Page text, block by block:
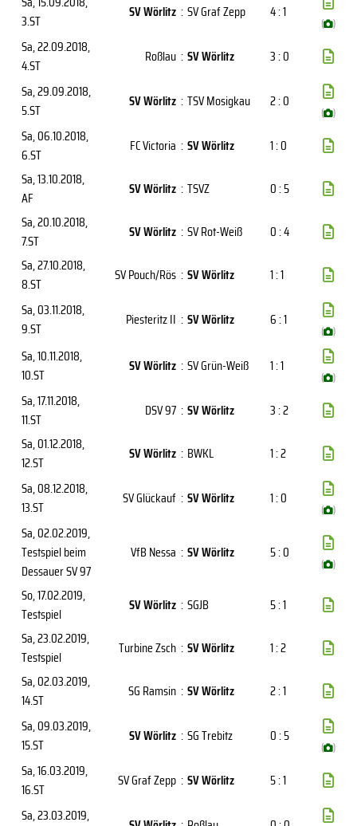
3.ST
SV Wörlitz : SV Graf Zepp 4 : 1
( )
Sa, 22.09.2018,
4.ST
Roßlau : SV Wörlitz
3 : 0
Sa, 29.09.2018,
5.ST
SV Wörlitz : TSV Mosigkau 2 : 0
( )
Sa, 06.10.2018,
6.ST
FC Victoria : SV Wörlitz
1 : 0
Sa, 13.10.2018,
AF
SV Wörlitz : TSVZ
0 : 5
Sa, 20.10.2018,
7.ST
SV Wörlitz : SV Rot-Weiß
0 : 4
Sa, 27.10.2018,
8.ST
SV Pouch/Rös : SV Wörlitz
1 : 1
Sa, 03.11.2018,
9.ST
Piesteritz II : SV Wörlitz 6 : 1
( )
Sa, 10.11.2018,
10.ST
SV Wörlitz : SV Grün-Weiß 1 : 1
( )
Sa, 17.11.2018,
11.ST
DSV 97 : SV Wörlitz
3 : 2
Sa, 01.12.2018,
12.ST
SV Wörlitz : BWKL
1 : 2
Sa, 08.12.2018,
13.ST
SV Glückauf : SV Wörlitz 1 : 0
( )
Sa, 02.02.2019,
Testspiel beim
Dessauer SV 97
VfB Nessa : SV Wörlitz 5 : 0
( )
So, 17.02.2019,
Testspiel
SV Wörlitz : SGJB
5 : 1
Sa, 23.02.2019,
Testspiel
Turbine Zsch : SV Wörlitz
1 : 2
Sa, 02.03.2019,
14.ST
SG Ramsin : SV Wörlitz
2 : 1
Sa, 09.03.2019,
15.ST
SV Wörlitz : SG Trebitz 0 : 5
( )
Sa, 16.03.2019,
16.ST
SV Graf Zepp : SV Wörlitz
5 : 1
Sa, 23.03.2019,